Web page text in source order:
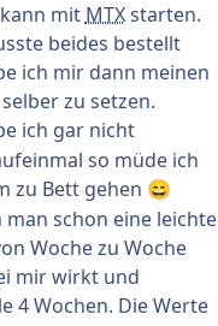
mit MTXstarten.
beides bestellt
ich mir dann meinen
zu setzen.
ich gar nicht
so müde ich
zu Bett gehen 😄
schon eine leichte
Woche zu Woche
mir wirkt und
4 Wochen. Die Werte